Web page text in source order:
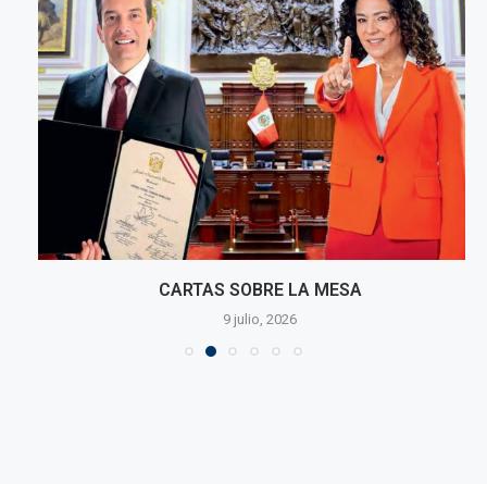
CARTAS SOBRE LA MESA
9 julio, 2026